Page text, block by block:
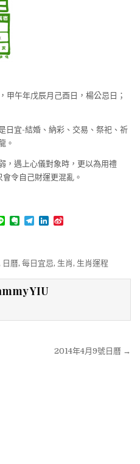
甲午年戊辰月己酉日，楊公忌日；
日宜-結婚、納彩、交易、祭祀、祈
。
，遇上心儀對象時，更以為用禮
令自己財運更混亂。
E
n
t
e
g
r
a
m
L
e
d
I
W
e
i
日曆, 每日宜忌, 生肖, 生肖運程
YIU
2014年4月9號日曆 →